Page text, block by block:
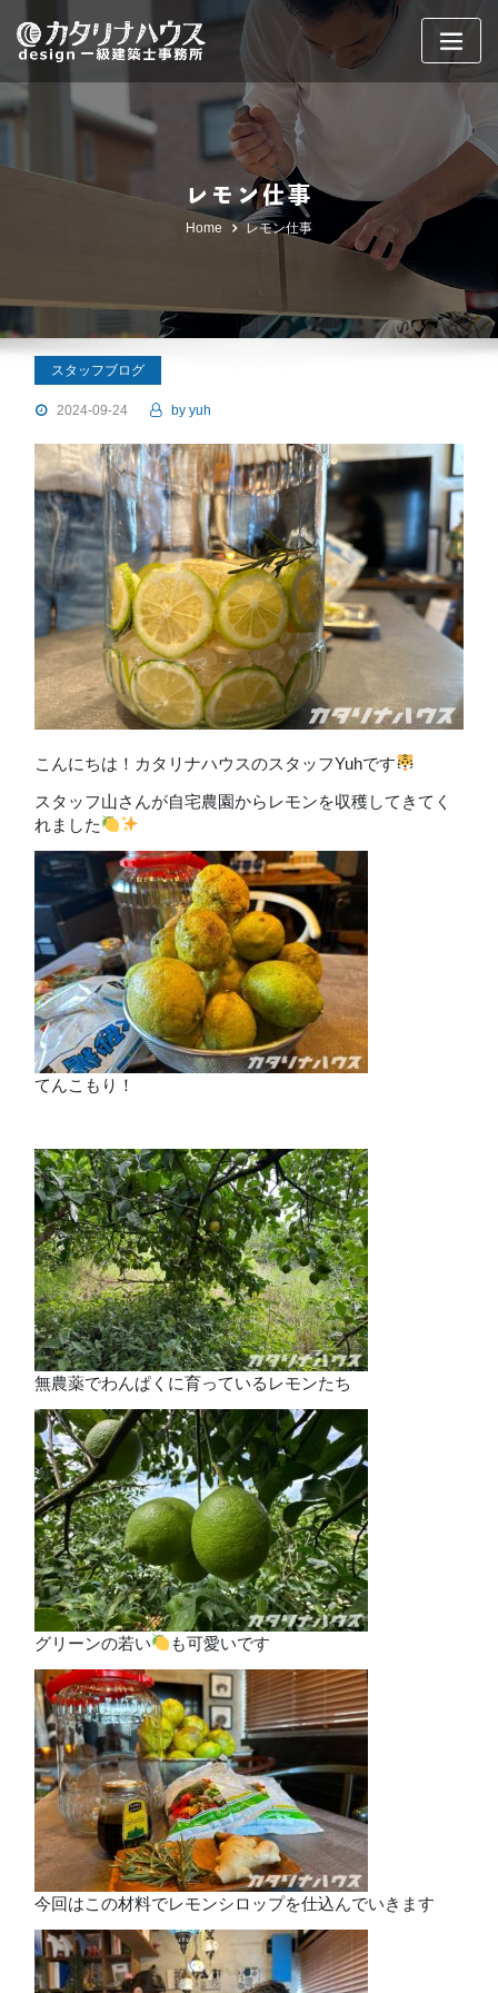
content
レモン仕事
Home レモン仕事
スタッフブログ
2024-09-24 by yuh
こんにちは！カタリナハウスのスタッフYuhです
スタッフ山さんが自宅農園からレモンを収穫してきてく
れました
てんこもり！
無農薬でわんぱくに育っているレモンたち
グリーンの若い も可愛いです
今回はこの材料でレモンシロップを仕込んでいきます